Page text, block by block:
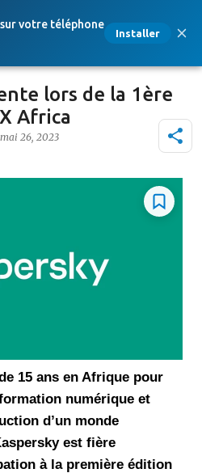
votre téléphone
Installer
contenu principal
lors de la 1ère
Africa
26, 2023
15 ans en Afrique pour
numérique et
d’un monde
est fière
à la première édition